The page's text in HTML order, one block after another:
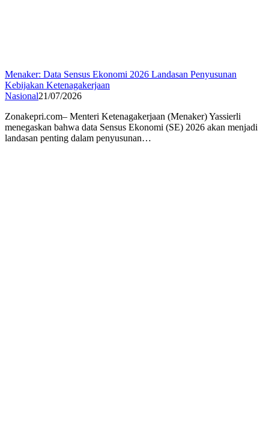
Menaker: Data Sensus Ekonomi 2026 Landasan Penyusunan
Kebijakan Ketenagakerjaan
Nasional21/07/2026
Zonakepri.com– Menteri Ketenagakerjaan (Menaker) Yassierli
menegaskan bahwa data Sensus Ekonomi (SE) 2026 akan menjadi
landasan penting dalam penyusunan…